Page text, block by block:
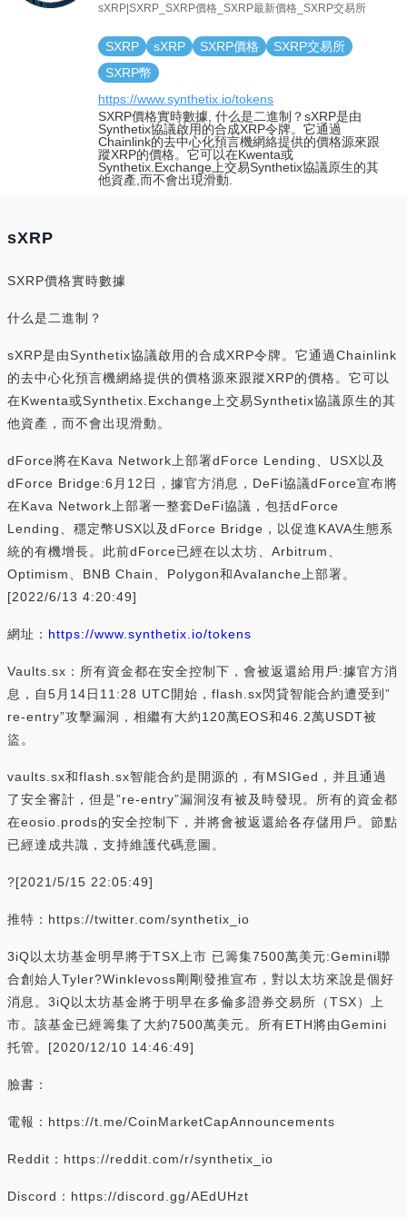
sXRP|SXRP_SXRP價格_SXRP最新價格_SXRP交易所
SXRP sXRP SXRP價格
SXRP交易所
SXRP幣
https://www.synthetix.io/tokens
SXRP價格實時數據, 什么是二進制？sXRP是由
Synthetix協議啟用的合成XRP令牌。它通過
Chainlink的去中心化預言機網絡提供的價格源來跟
蹤XRP的價格。它可以在Kwenta或
Synthetix.Exchange上交易Synthetix協議原生的其
他資產,而不會出現滑動.
sXRP
SXRP價格實時數據
什么是二進制？
sXRP是由Synthetix協議啟用的合成XRP令牌。它通過Chainlink
的去中心化預言機網絡提供的價格源來跟蹤XRP的價格。它可以
在Kwenta或Synthetix.Exchange上交易Synthetix協議原生的其
他資產，而不會出現滑動。
dForce將在Kava Network上部署dForce Lending、USX以及
dForce Bridge:6月12日，據官方消息，DeFi協議dForce宣布將
在Kava Network上部署一整套DeFi協議，包括dForce
Lending、穩定幣USX以及dForce Bridge，以促進KAVA生態系
統的有機增長。此前dForce已經在以太坊、Arbitrum、
Optimism、BNB Chain、Polygon和Avalanche上部署。
[2022/6/13 4:20:49]
網址： https://www.synthetix.io/tokens
Vaults.sx：所有資金都在安全控制下，會被返還給用戶:據官方消
息，自5月14日11:28 UTC開始，flash.sx閃貸智能合約遭受到”
re-entry”攻擊漏洞，相繼有大約120萬EOS和46.2萬USDT被
盜。
vaults.sx和flash.sx智能合約是開源的，有MSIGed，并且通過
了安全審計，但是”re-entry”漏洞沒有被及時發現。所有的資金都
在eosio.prods的安全控制下，并將會被返還給各存儲用戶。節點
已經達成共識，支持維護代碼意圖。
?[2021/5/15 22:05:49]
推特：https://twitter.com/synthetix_io
3iQ以太坊基金明早將于TSX上市 已籌集7500萬美元:Gemini聯
合創始人Tyler?Winklevoss剛剛發推宣布，對以太坊來說是個好
消息。3iQ以太坊基金將于明早在多倫多證券交易所（TSX）上
市。該基金已經籌集了大約7500萬美元。所有ETH將由Gemini
托管。[2020/12/10 14:46:49]
臉書：
電報：https://t.me/CoinMarketCapAnnouncements
Reddit：https://reddit.com/r/synthetix_io
Discord：https://discord.gg/AEdUHzt